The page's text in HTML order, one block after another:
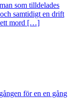
som tilldelades
samtidigt en drift
ett mord […]
för en en gång